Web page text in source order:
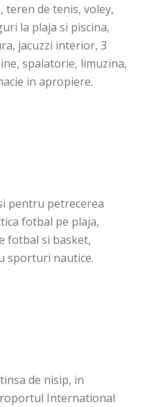
teren de tenis, voley,
la plaja si piscina,
jacuzzi interior, 3
spalatorie, limuzina,
in apropiere.
pentru petrecerea
fotbal pe plaja,
fotbal si basket,
sporturi nautice.
de nisip, in
International